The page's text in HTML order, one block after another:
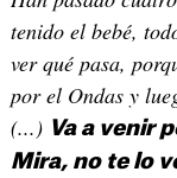
tenido el bebé,
ver qué pasa,
por el Ondas y
(...) Va a venir
Mira, no te lo